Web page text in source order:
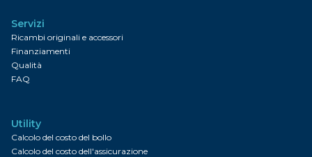
Servizi
Ricambi originali e accessori
Finanziamenti
Qualità
FAQ
Utility
Calcolo del costo del bollo
Calcolo del costo dell'assicurazione